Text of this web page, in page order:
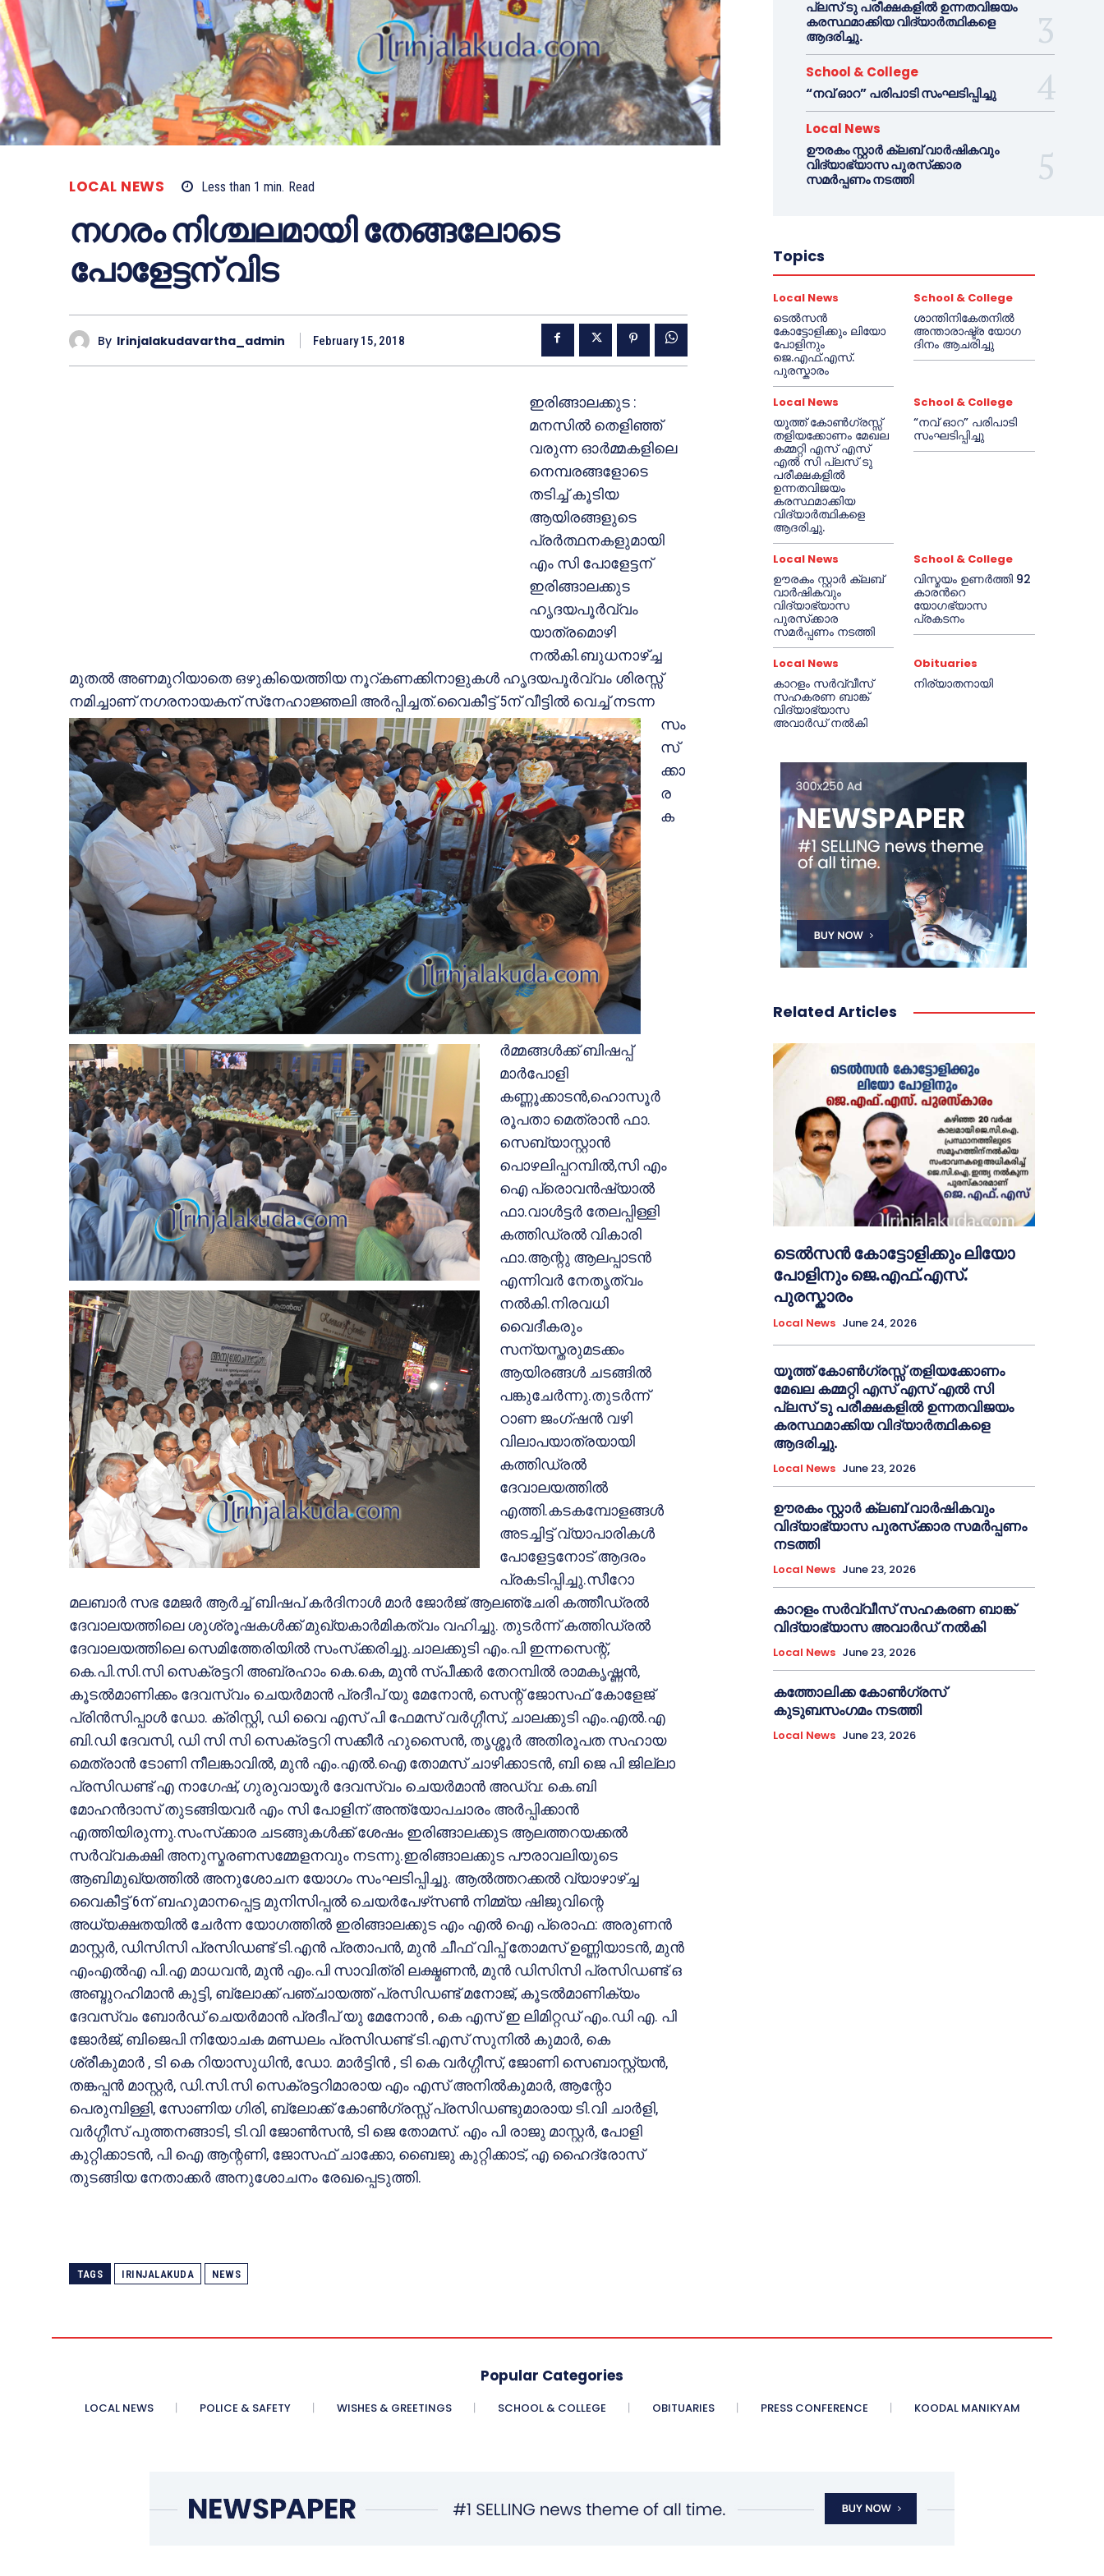
LOCAL NEWS Less than 1 min. Read
നഗരം നിശ്ചലമായി തേങ്ങലോടെ
പോളേട്ടന് വിട
By Irinjalakudavartha_admin February 15, 2018
ഇരിങ്ങാലക്കുട :
മനസില്‍ തെളിഞ്ഞ്
വരുന്ന ഓര്‍മ്മകളിലെ
നെമ്പരങ്ങളോടെ
തടിച്ച് കൂടിയ
ആയിരങ്ങളുടെ
പ്രര്‍ത്ഥനകളുമായി
എം സി പോളേട്ടന്
ഇരിങ്ങാലക്കുട
ഹൃദയപൂര്‍വ്വം
യാത്രമൊഴി
നല്‍കി.ബുധനാഴ്ച്ച
മുതല്‍ അണമുറിയാതെ ഒഴുകിയെത്തിയ നൂറ്കണക്കിനാളുകള്‍ ഹൃദയപൂര്‍വ്വം ശിരസ്സ്
നമിച്ചാണ് നഗരനായകന് സ്‌നേഹാജ്ഞലി അര്‍പ്പിച്ചത്.വൈകീട്ട് 5ന് വീട്ടില്‍ വെച്ച് നടന്ന
സം
സ്‌
ക്കാ
ര
ക
ര്‍മ്മങ്ങള്‍ക്ക് ബിഷപ്പ്
മാര്‍പോളി
കണ്ണൂക്കാടന്‍,ഹൊസൂര്‍
രൂപതാ മെത്രാന്‍ ഫാ.
സെബ്യാസ്റ്റാന്‍
പൊഴലിപ്പറമ്പില്‍,സി എം
ഐ പ്രൊവന്‍ഷ്യാല്‍
ഫാ.വാള്‍ട്ടര്‍ തേലപ്പിള്ളി
കത്തിഡ്രല്‍ വികാരി
ഫാ.ആന്റു ആലപ്പാടന്‍
എന്നിവര്‍ നേതൃത്വം
നല്‍കി.നിരവധി
വൈദീകരും
സന്യസ്തരുമടക്കം
ആയിരങ്ങള്‍ ചടങ്ങില്‍
പങ്കുചേര്‍ന്നു.തുടര്‍ന്ന്
ഠാണ ജംഗ്ഷന്‍ വഴി
വിലാപയാത്രയായി
കത്തിഡ്രല്‍
ദേവാലയത്തില്‍
എത്തി.കടകമ്പോളങ്ങള്‍
അടച്ചിട്ട് വ്യാപാരികള്‍
പോളേട്ടനോട് ആദരം
പ്രകടിപ്പിച്ചു.സീറോ
മലബാര്‍ സഭ മേജര്‍ ആര്‍ച്ച് ബിഷപ് കര്‍ദിനാള്‍ മാര്‍ ജോര്‍ജ് ആലഞ്ചേരി കത്തീഡ്രല്‍
ദേവാലയത്തിലെ ശുശ്രൂഷകള്‍ക്ക് മുഖ്യകാര്‍മികത്വം വഹിച്ചു. തുടര്‍ന്ന് കത്തിഡ്രല്‍
ദേവാലയത്തിലെ സെമിത്തേരിയില്‍ സംസ്‌ക്കരിച്ചു.ചാലക്കുടി എം.പി ഇന്നസെന്റ്,
കെ.പി.സി.സി സെക്രട്ടറി അബ്രഹാം കെ.കെ, മുന്‍ സ്പീക്കര്‍ തേറമ്പില്‍ രാമകൃഷ്ണന്‍,
കൂടല്‍മാണിക്കം ദേവസ്വം ചെയര്‍മാന്‍ പ്രദീപ് യു മേനോന്‍, സെന്റ് ജോസഫ് കോളേജ്
പ്രിന്‍സിപ്പാള്‍ ഡോ. ക്രിസ്റ്റി, ഡി വൈ എസ് പി ഫേമസ് വര്‍ഗ്ഗീസ്, ചാലക്കുടി എം.എല്‍.എ
ബി.ഡി ദേവസി, ഡി സി സി സെക്രട്ടറി സക്കീര്‍ ഹുസൈന്‍, തൃശ്ശൂര്‍ അതിരൂപത സഹായ
മെത്രാന്‍ ടോണി നീലങ്കാവില്‍, മുന്‍ എം.എല്‍.ഐ തോമസ് ചാഴിക്കാടന്‍, ബി ജെ പി ജില്ലാ
പ്രസിഡണ്ട് എ നാഗേഷ്, ഗുരുവായൂര്‍ ദേവസ്വം ചെയര്‍മാന്‍ അഡ്വ: കെ.ബി
മോഹന്‍ദാസ് തുടങ്ങിയവര്‍ എം സി പോളിന് അന്ത്യോപചാരം അര്‍പ്പിക്കാന്‍
എത്തിയിരുന്നു.സംസ്‌ക്കാര ചടങ്ങുകള്‍ക്ക് ശേഷം ഇരിങ്ങാലക്കുട ആലത്തറയക്കല്‍
സര്‍വ്വകക്ഷി അനുസ്മരണസമ്മേളനവും നടന്നു.ഇരിങ്ങാലക്കുട പൗരാവലിയുടെ
ആബിമുഖ്യത്തില്‍ അനുശോചന യോഗം സംഘടിപ്പിച്ചു. ആല്‍ത്തറക്കല്‍ വ്യാഴാഴ്ച്ച
വൈകീട്ട് 6ന് ബഹുമാനപ്പെട്ട മുനിസിപ്പല്‍ ചെയര്‍പേഴ്‌സണ്‍ നിമ്മ്യ ഷിജുവിന്റെ
അധ്യക്ഷതയില്‍ ചേര്‍ന്ന യോഗത്തില്‍ ഇരിങ്ങാലക്കുട എം എല്‍ ഐ പ്രൊഫ: അരുണന്‍
മാസ്റ്റര്‍, ഡിസിസി പ്രസിഡണ്ട് ടി.എന്‍ പ്രതാപന്‍, മുന്‍ ചീഫ് വിപ്പ് തോമസ് ഉണ്ണിയാടന്‍, മുന്‍
എംഎല്‍എ പി.എ മാധവന്‍, മുന്‍ എം.പി സാവിത്രി ലക്ഷ്മണന്‍, മുന്‍ ഡിസിസി പ്രസിഡണ്ട് ഒ
അബ്ദുറഹിമാന്‍ കുട്ടി, ബ്ലോക്ക് പഞ്ചായത്ത് പ്രസിഡണ്ട് മനോജ്, കൂടല്‍മാണിക്യം
ദേവസ്വം ബോര്‍ഡ് ചെയര്‍മാന്‍ പ്രദീപ് യു മേനോന്‍ , കെ എസ് ഇ ലിമിറ്റഡ് എം.ഡി എ. പി
ജോര്‍ജ്, ബിജെപി നിയോചക മണ്ഡലം പ്രസിഡണ്ട് ടി.എസ് സുനില്‍ കുമാര്‍, കെ
ശ്രീകുമാര്‍ , ടി കെ റിയാസുധിന്‍, ഡോ. മാര്‍ട്ടിന്‍ , ടി കെ വര്‍ഗ്ഗീസ്, ജോണി സെബാസ്റ്റ്യന്‍,
തങ്കപ്പന്‍ മാസ്റ്റര്‍, ഡി.സി.സി സെക്രട്ടറിമാരായ എം എസ് അനില്‍കുമാര്‍, ആന്റോ
പെരുമ്പിള്ളി, സോണിയ ഗിരി, ബ്ലോക്ക് കോണ്‍ഗ്രസ്സ് പ്രസിഡണ്ടുമാരായ ടി.വി ചാര്‍ളി,
വര്‍ഗ്ഗീസ് പുത്തനങ്ങാടി, ടി.വി ജോണ്‍സന്‍, ടി ജെ തോമസ്. എം പി രാജു മാസ്റ്റര്‍, പോളി
കുറ്റിക്കാടന്‍, പി ഐ ആന്റണി, ജോസഫ് ചാക്കോ, ബൈജു കുറ്റിക്കാട്, എ ഹൈദ്രോസ്
തുടങ്ങിയ നേതാക്കര്‍ അനുശോചനം രേഖപ്പെടുത്തി.
TAGS IRINJALAKUDA NEWS
പ്ലസ് ടു പരീക്ഷകളിൽ ഉന്നതവിജയം
കരസ്ഥമാക്കിയ വിദ്യാർത്ഥികളെ
ആദരിച്ചു.
School & College
“നവ് ഓറ” പരിപാടി സംഘടിപ്പിച്ചു
Local News
ഊരകം സ്റ്റാർ ക്ലബ് വാർഷികവും
വിദ്യാഭ്യാസ പുരസ്‌ക്കാര
സമർപ്പണം നടത്തി
Topics
Local News
ടെൽസൻ
കോട്ടോളിക്കും ലിയോ
പോളിനും
ജെ.എഫ്.എസ്.
പുരസ്കാരം
School & College
ശാന്തിനികേതനിൽ
അന്താരാഷ്ട്ര യോഗ
ദിനം ആചരിച്ചു
Local News
യൂത്ത് കോൺഗ്രസ്സ്
തളിയക്കോണം മേഖല
കമ്മറ്റി എസ് എസ്
എൽ സി പ്ലസ് ടു
പരീക്ഷകളിൽ
ഉന്നതവിജയം
കരസ്ഥമാക്കിയ
വിദ്യാർത്ഥികളെ
ആദരിച്ചു.
School & College
“നവ് ഓറ” പരിപാടി
സംഘടിപ്പിച്ചു
Local News
ഊരകം സ്റ്റാർ ക്ലബ്
വാർഷികവും
വിദ്യാഭ്യാസ
പുരസ്‌ക്കാര
സമർപ്പണം നടത്തി
School & College
വിസ്മയം ഉണർത്തി 92
കാരൻറെ
യോഗഭ്യാസ
പ്രകടനം
Local News
കാറളം സർവ്വീസ്
സഹകരണ ബാങ്ക്
വിദ്യാഭ്യാസ
അവാർഡ് നൽകി
Obituaries
നിര്യാതനായി
Related Articles
ടെൽസൻ കോട്ടോളിക്കും ലിയോ
പോളിനും ജെ.എഫ്.എസ്.
പുരസ്കാരം
Local News June 24, 2026
യൂത്ത് കോൺഗ്രസ്സ് തളിയക്കോണം
മേഖല കമ്മറ്റി എസ് എസ് എൽ സി
പ്ലസ് ടു പരീക്ഷകളിൽ ഉന്നതവിജയം
കരസ്ഥമാക്കിയ വിദ്യാർത്ഥികളെ
ആദരിച്ചു.
Local News June 23, 2026
ഊരകം സ്റ്റാർ ക്ലബ് വാർഷികവും
വിദ്യാഭ്യാസ പുരസ്‌ക്കാര സമർപ്പണം
നടത്തി
Local News June 23, 2026
കാറളം സർവ്വീസ് സഹകരണ ബാങ്ക്
വിദ്യാഭ്യാസ അവാർഡ് നൽകി
Local News June 23, 2026
കത്തോലിക്ക കോൺഗ്രസ്
കുടുബസംഗമം നടത്തി
Local News June 23, 2026
Popular Categories
LOCAL NEWS POLICE & SAFETY WISHES & GREETINGS SCHOOL & COLLEGE OBITUARIES PRESS CONFERENCE KOODAL MANIKYAM